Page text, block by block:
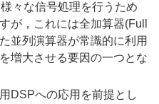
々な信号処理を行うため
が，これには全加算器(Full
並列演算器が常識的に利用
増大させる要因の一つとな
DSPへの応用を前提とし